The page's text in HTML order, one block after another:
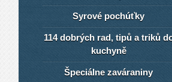
Syrové pochúťky
114 dobrých rad, tipů a triků
kuchyně
Špeciálne zaváraniny